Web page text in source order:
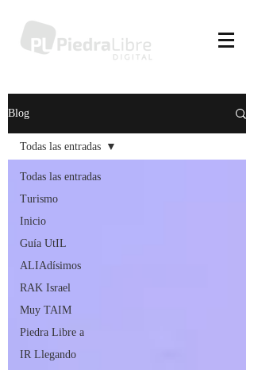
Blog
Todas las entradas
Turismo
Inicio
Guía UtIL
ALIAdísimos
RAK Israel
Muy TAIM
Piedra Libre a
IR Llegando
Todas las entradas